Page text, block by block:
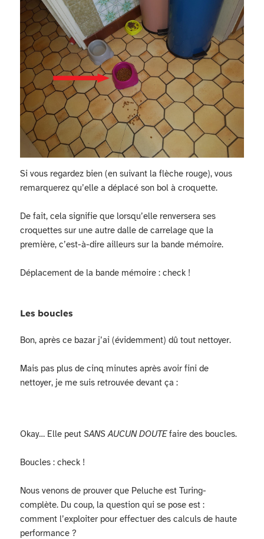
Si vous regardez bien (en suivant la flèche rouge), vous
remarquerez qu’elle a déplacé son bol à croquette.
De fait, cela signifie que lorsqu’elle renversera ses
croquettes sur une autre dalle de carrelage que la
première, c’est-à-dire ailleurs sur la bande mémoire.
Déplacement de la bande mémoire : check !
Les boucles
Bon, après ce bazar j’ai (évidemment) dû tout nettoyer.
Mais pas plus de cinq minutes après avoir fini de
nettoyer, je me suis retrouvée devant ça :
Okay… Elle peutSANS AUCUN DOUTEfaire des boucles.
Boucles : check !
Nous venons de prouver que Peluche est Turing-
complète. Du coup, la question qui se pose est :
comment l’exploiter pour effectuer des calculs de haute
performance ?